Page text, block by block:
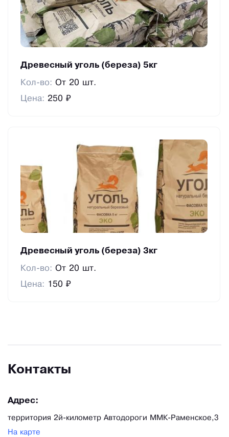
Древесный уголь (береза) 5кг
Кол-во:От 20 шт.
Цена: 250 ₽
Древесный уголь (береза) 3кг
Кол-во:От 20 шт.
Цена: 150 ₽
Контакты
Адрес:
территория 2й-километр Автодороги ММК-Раменское,3
На карте